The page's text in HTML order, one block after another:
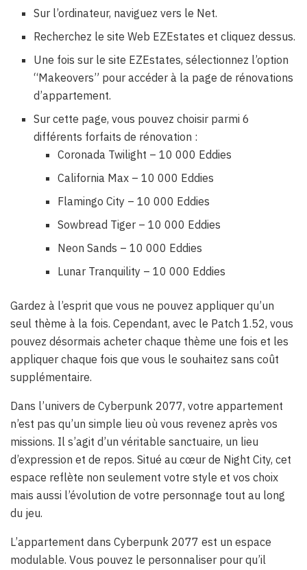
Sur l’ordinateur, naviguez vers le Net.
Recherchez le site Web EZEstates et cliquez dessus.
Une fois sur le site EZEstates, sélectionnez l’option
“Makeovers” pour accéder à la page de rénovations
d’appartement.
Sur cette page, vous pouvez choisir parmi 6
différents forfaits de rénovation :
Coronada Twilight – 10 000 Eddies
California Max – 10 000 Eddies
Flamingo City – 10 000 Eddies
Sowbread Tiger – 10 000 Eddies
Neon Sands – 10 000 Eddies
Lunar Tranquility – 10 000 Eddies
Gardez à l’esprit que vous ne pouvez appliquer qu’un
seul thème à la fois. Cependant, avec le Patch 1.52, vous
pouvez désormais acheter chaque thème une fois et les
appliquer chaque fois que vous le souhaitez sans coût
supplémentaire.
Dans l’univers de Cyberpunk 2077, votre appartement
n’est pas qu’un simple lieu où vous revenez après vos
missions. Il s’agit d’un véritable sanctuaire, un lieu
d’expression et de repos. Situé au cœur de Night City, cet
espace reflète non seulement votre style et vos choix
mais aussi l’évolution de votre personnage tout au long
du jeu.
L’appartement dans Cyberpunk 2077 est un espace
modulable. Vous pouvez le personnaliser pour qu’il